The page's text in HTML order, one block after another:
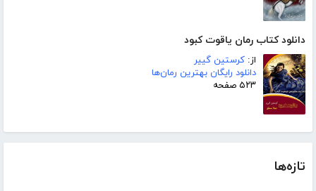
دانلود کتاب رمان یاقوت کبود
از: کرستین گییر
دانلود رایگان بهترین رمان‌ها
۵۲۳ صفحه
تازه‌ها